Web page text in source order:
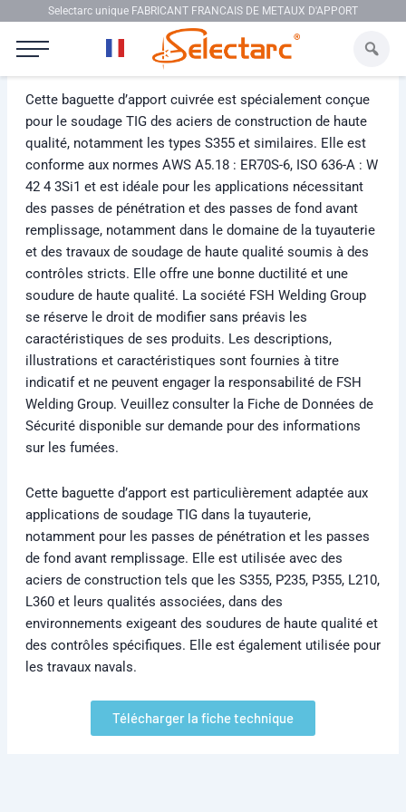
Aller au contenuSelectarc unique FABRICANT FRANCAIS DE METAUX D'APPORT
Cette baguette d’apport cuivrée est spécialement conçue
pour le soudage TIG des aciers de construction de haute
qualité, notamment les types S355 et similaires. Elle est
conforme aux normes AWS A5.18 : ER70S-6, ISO 636-A : W
42 4 3Si1 et est idéale pour les applications nécessitant
des passes de pénétration et des passes de fond avant
remplissage, notamment dans le domaine de la tuyauterie
et des travaux de soudage de haute qualité soumis à des
contrôles stricts. Elle offre une bonne ductilité et une
soudure de haute qualité. La société FSH Welding Group
se réserve le droit de modifier sans préavis les
caractéristiques de ses produits. Les descriptions,
illustrations et caractéristiques sont fournies à titre
indicatif et ne peuvent engager la responsabilité de FSH
Welding Group. Veuillez consulter la Fiche de Données de
Sécurité disponible sur demande pour des informations
sur les fumées.
Cette baguette d’apport est particulièrement adaptée aux
applications de soudage TIG dans la tuyauterie,
notamment pour les passes de pénétration et les passes
de fond avant remplissage. Elle est utilisée avec des
aciers de construction tels que les S355, P235, P355, L210,
L360 et leurs qualités associées, dans des
environnements exigeant des soudures de haute qualité et
des contrôles spécifiques. Elle est également utilisée pour
les travaux navals.
Télécharger la fiche technique